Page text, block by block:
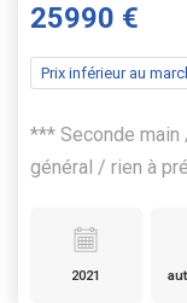
25990 €
Prix inférieur au
*** Seconde
général / rien à
2021